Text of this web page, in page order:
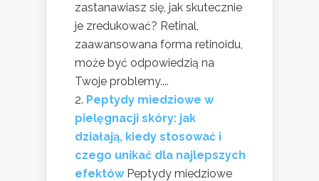
zastanawiasz się, jak skutecznie
je zredukować? Retinal,
zaawansowana forma retinoidu,
może być odpowiedzią na
Twoje problemy....
Peptydy miedziowe w
pielęgnacji skóry: jak
działają, kiedy stosować i
czego unikać dla najlepszych
efektów Peptydy miedziowe